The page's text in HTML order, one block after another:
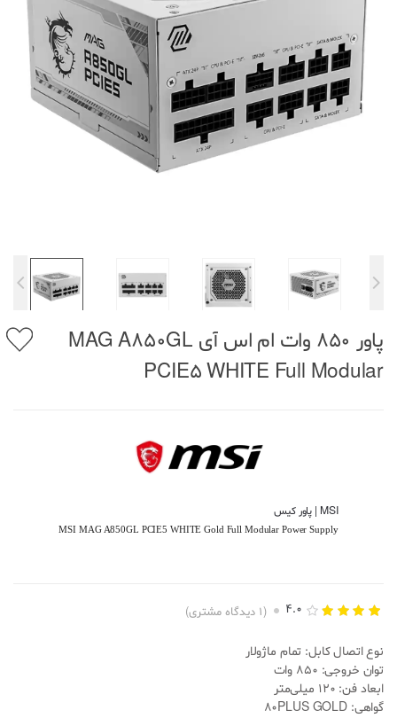
پاور 850 وات ام اس آی MAG A850GL
PCIE5 WHITE Full Modular
MSI | پاور کیس
MSI MAG A850GL PCIE5 WHITE Gold Full Modular Power Supply
از 5
براساس
امتیاز
مشتری
4.0
(
1 دیدگاه مشتری)
نوع اتصال کابل: تمام ماژولار
توان خروجی: 850 وات
ابعاد فن: 120 میلی‌متر
گواهی: 80PLUS GOLD